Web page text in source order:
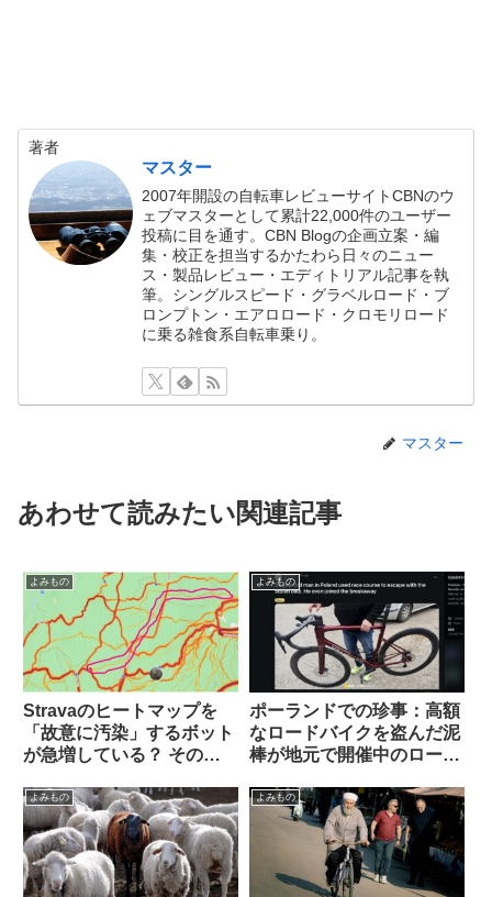
著者
マスター
2007年開設の自転車レビューサイトCBNのウ
ェブマスターとして累計22,000件のユーザー
投稿に目を通す。CBN Blogの企画立案・編
集・校正を担当するかたわら日々のニュー
ス・製品レビュー・エディトリアル記事を執
筆。シングルスピード・グラベルロード・ブ
ロンプトン・エアロロード・クロモリロード
に乗る雑食系自転車乗り。
マスター
あわせて読みたい関連記事
よみもの
Stravaのヒートマップを
「故意に汚染」するボット
が急増している？ その背
板から）
よみもの
ポーランドでの珍事：高額
なロードバイクを盗んだ泥
棒が地元で開催中のロード
トンの先頭を引いてしまう
よみもの よみもの